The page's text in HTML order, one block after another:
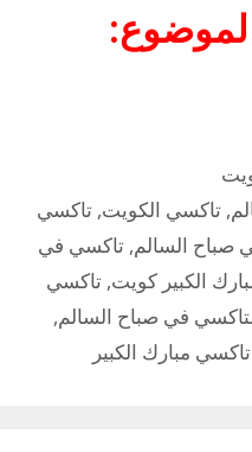
,تاكسي الكويت,تاكسي
صباح السالم, تاكسي في
الكبير كويت, تاكسي
في صباح السالم,
مبارك الكبير